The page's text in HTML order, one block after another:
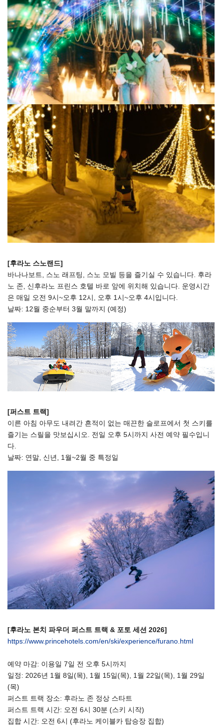
[후라노 스노랜드]
바나나보트, 스노 래프팅, 스노 모빌 등을 즐기실 수 있습니다. 후라
노 존, 신후라노 프린스 호텔 바로 앞에 위치해 있습니다. 운영시간
은 매일 오전 9시~오후 12시, 오후 1시~오후 4시입니다.
날짜: 12월 중순부터 3월 말까지 (예정)
[퍼스트 트랙]
이른 아침 아무도 내려간 흔적이 없는 매끈한 슬로프에서 첫 스키를
즐기는 스릴을 맛보십시오. 전일 오후 5시까지 사전 예약 필수입니
다.
날짜: 연말, 신년, 1월~2월 중 특정일
[후라노 본치 파우더 퍼스트 트랙 & 포토 세션 2026]
https://www.princehotels.com/en/ski/experience/furano.html
예약 마감: 이용일 7일 전 오후 5시까지
일정: 2026년 1월 8일(목), 1월 15일(목), 1월 22일(목), 1월 29일
(목)
퍼스트 트랙 장소: 후라노 존 정상 스타트
퍼스트 트랙 시간: 오전 6시 30분 (스키 시작)
집합 시간: 오전 6시 (후라노 케이블카 탑승장 집합)